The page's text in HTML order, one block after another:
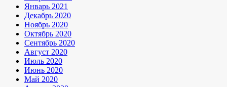
Январь 2021
Декабрь 2020
Ноябрь 2020
Октябрь 2020
Сентябрь 2020
Август 2020
Июль 2020
Июнь 2020
Май 2020